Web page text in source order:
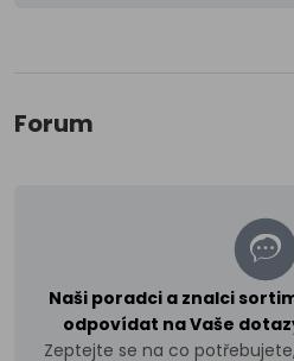
Forum
Naši poradci a znalci
odpovídat na Vaše
Zeptejte se na co